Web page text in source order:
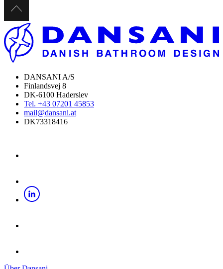
DANSANI A/S
Finlandsvej 8
DK-6100 Haderslev
Tel. +43 07201 45853
mail@dansani.at
DK73318416